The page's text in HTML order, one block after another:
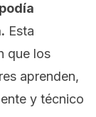
Esta
que los
aprenden,
y técnico